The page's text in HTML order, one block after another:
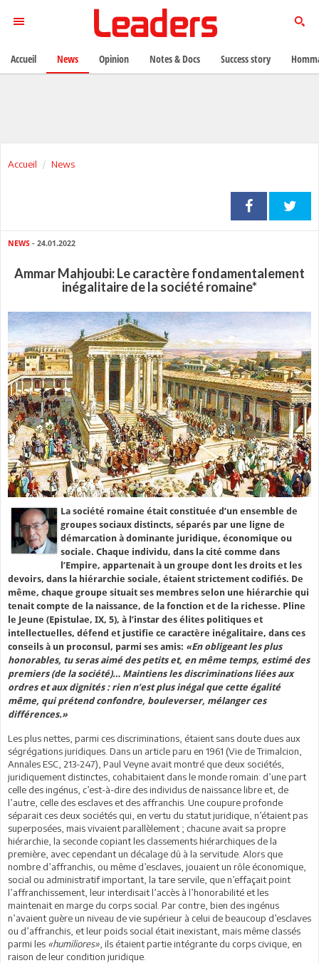
Accueil News
NEWS - 24.01.2022
Ammar Mahjoubi: Le caractère fondamentalement
inégalitaire de la société romaine*
La société romaine était constituée d’un ensemble de
groupes sociaux distincts, séparés par une ligne de
démarcation à dominante juridique, économique ou
sociale. Chaque individu, dans la cité comme dans
l’Empire, appartenait à un groupe dont les droits et les
devoirs, dans la hiérarchie sociale, étaient strictement codifiés. De
même, chaque groupe situait ses membres selon une hiérarchie qui
tenait compte de la naissance, de la fonction et de la richesse. Pline
le Jeune (Epistulae, IX, 5), à l’instar des élites politiques et
intellectuelles, défend et justifie ce caractère inégalitaire, dans ces
conseils à un proconsul, parmi ses amis: «En obligeant les plus
honorables, tu seras aimé des petits et, en même temps, estimé des
premiers (de la société)… Maintiens les discriminations liées aux
ordres et aux dignités : rien n’est plus inégal que cette égalité
même, qui prétend confondre, bouleverser, mélanger ces
différences.»
Les plus nettes, parmi ces discriminations, étaient sans doute dues aux
ségrégations juridiques. Dans un article paru en 1961 (Vie de Trimalcion,
Annales ESC, 213-247), Paul Veyne avait montré que deux sociétés,
juridiquement distinctes, cohabitaient dans le monde romain: d’une part
celle des ingénus, c’est-à-dire des individus de naissance libre et, de
l’autre, celle des esclaves et des affranchis. Une coupure profonde
séparait ces deux sociétés qui, en vertu du statut juridique, n’étaient pas
superposées, mais vivaient parallèlement ; chacune avait sa propre
hiérarchie, la seconde copiant les classements hiérarchiques de la
première, avec cependant un décalage dû à la servitude. Alors que
nombre d’affranchis, ou même d’esclaves, jouaient un rôle économique,
social ou administratif important, la tare servile, que n’effaçait point
l’affranchissement, leur interdisait l’accès à l’honorabilité et les
maintenait en marge du corps social. Par contre, bien des ingénus
n’avaient guère un niveau de vie supérieur à celui de beaucoup d’esclaves
ou d’affranchis, et leur poids social était inexistant, mais même classés
parmi les «humiliores» , ils étaient partie intégrante du corps civique, en
raison de leur condition juridique.
Accueil News Opinion Notes & Docs Success story